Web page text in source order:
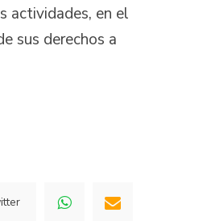
actividades, en el
sus derechos a